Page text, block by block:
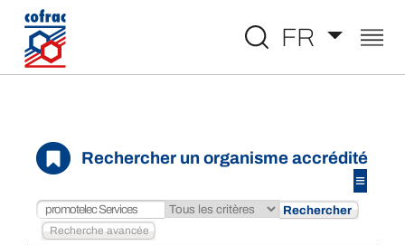
Aller au contenu
FR
Rechercher un organisme accrédité
≡